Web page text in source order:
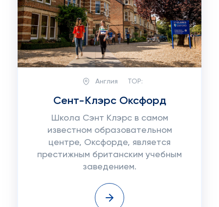
Англия TOP:
Сент-Клэрс Оксфорд
Школа Сэнт Клэрс в самом
известном образовательном
центре, Оксфорде, является
престижным британским учебным
заведением.